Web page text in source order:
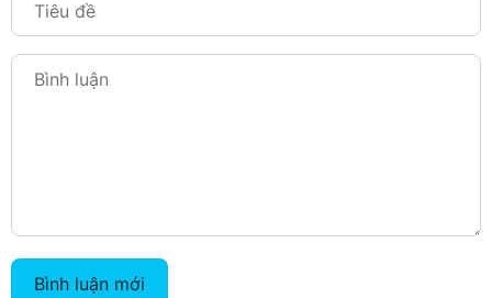
Bình luận mới